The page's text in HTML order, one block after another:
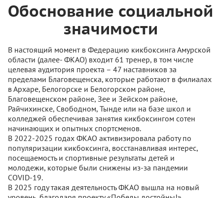
Обоснование социальной
значимости
В настоящий момент в Федерацию кикбоксинга Амурской
области (далее- ФКАО) входит 61 тренер, в том числе
целевая аудитория проекта – 47 наставников за
пределами Благовещенска, которые работают в филиалах
в Архаре, Белогорске и Белогорском районе,
Благовещенском районе, Зее и Зейском районе,
Райчихинске, Свободном, Тынде или на базе школ и
колледжей обеспечивая занятия кикбоксингом сотен
начинающих и опытных спортсменов.
В 2022-2025 годах ФКАО активизировала работу по
популяризации кикбоксинга, восстанавливая интерес,
посещаемость и спортивные результаты детей и
молодежи, которые были снижены из-за пандемии
COVID-19.
В 2025 году такая деятельность ФКАО вышла на новый